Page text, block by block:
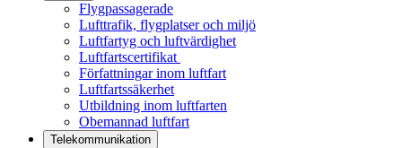
Flygpassagerade
Lufttrafik, flygplatser och miljö
Luftfartyg och luftvärdighet
Luftfartscertifikat
Författningar inom luftfart
Luftfartssäkerhet
Utbildning inom luftfarten
Obemannad luftfart
Telekommunikation